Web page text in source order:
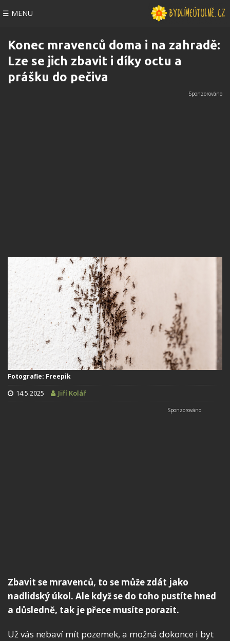
☰ MENU
Konec mravenců doma i na zahradě:
Lze se jich zbavit i díky octu a
prášku do pečiva
Fotografie: Freepik
14.5.2025 Jiří Kolář
Zbavit se mravenců, to se může zdát jako
nadlidský úkol. Ale když se do toho pustíte hned
a důsledně, tak je přece musíte porazit.
Už vás nebaví mít pozemek, a možná dokonce i byt